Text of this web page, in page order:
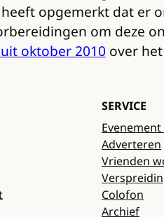
opgemerkt dat er
om deze
oktober 2010 over
SERVICE
Adverteren
Vrienden
Colofon
Archief